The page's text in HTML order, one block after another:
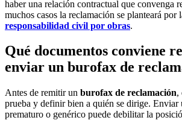
haber una relación contractual que convenga
muchos casos la reclamación se planteará por
responsabilidad civil por obras.
Qué documentos conviene
enviar un burofax de
Antes de remitir un burofax de reclamación,
prueba y definir bien a quién se dirige. Enviar
prematuro o genérico puede debilitar la